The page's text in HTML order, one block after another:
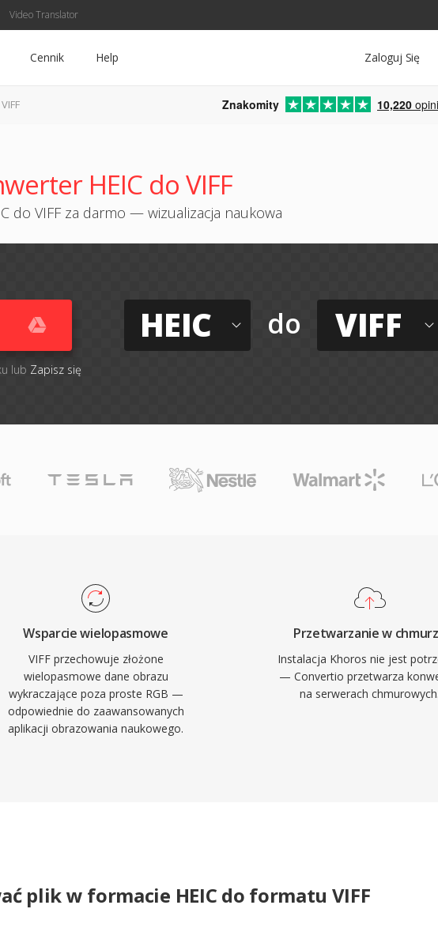
Video Translator
Zaloguj Się
Cennik Help
Znakomity 10,220
HEIC do VIFF
do VIFF za darmo — wizualizacja naukowa
lub Zapisz się
HEIC do VIFF
Wsparcie wielopasmowe
VIFF przechowuje złożone
wielopasmowe dane obrazu
wykraczające poza proste RGB —
odpowiednie do zaawansowanych
aplikacji obrazowania naukowego.
Przetwarzanie w
Instalacja Khoros nie jest
— Convertio przetwarza
na serwerach chmurowych.
plik w formacie HEIC do formatu VIFF